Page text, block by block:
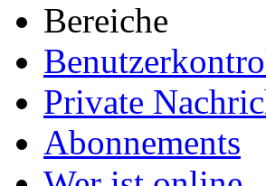
Bereiche
Private
Abonnements